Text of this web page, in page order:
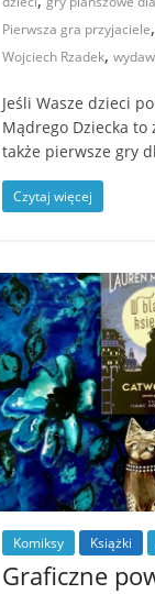
Pierwsza gra przyjaciele,
Wojciech Rzadek,
Jeśli Wasze dzieci
Mądrego Dziecka
także pierwsze gry
Czytaj więcej
Komiksy Książki
Graficzne